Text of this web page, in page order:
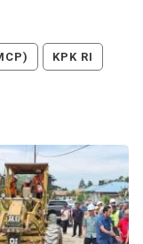
KPK RI